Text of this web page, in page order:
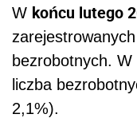
W końcu lutego
bezrobotnych.
liczba
2,1%).